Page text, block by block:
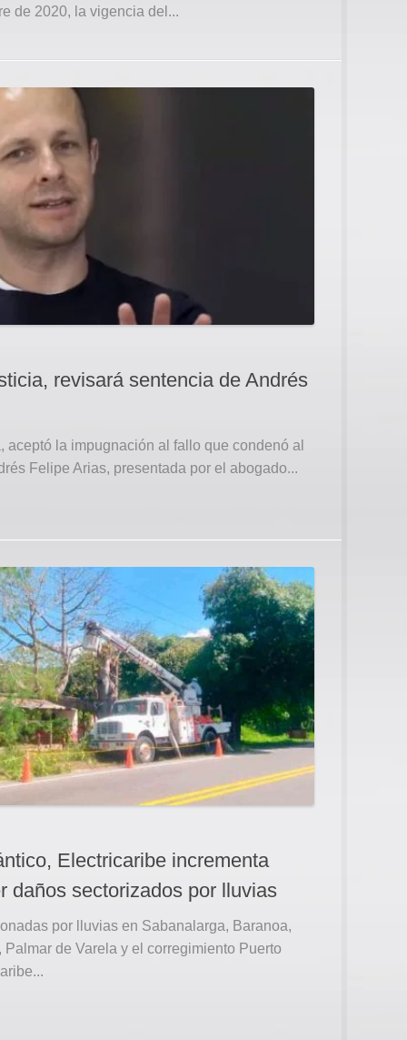
de 2020, la vigencia del...
revisará sentencia de Andrés
aceptó la impugnación al fallo que condenó al
Felipe Arias, presentada por el abogado...
Electricaribe incrementa
daños sectorizados por lluvias
por lluvias en Sabanalarga, Baranoa,
de Varela y el corregimiento Puerto